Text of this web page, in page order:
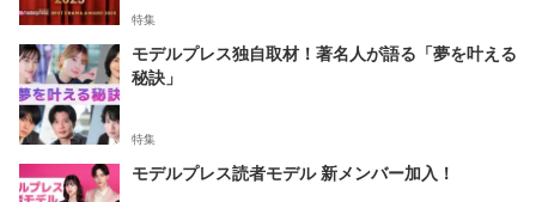
特集
モデルプレス独自取材！著名人が語る「夢を叶える
秘訣」
特集
モデルプレス読者モデル 新メンバー加入！